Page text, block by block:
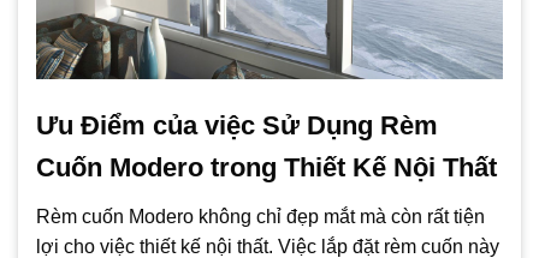
Ưu Điểm của việc Sử Dụng Rèm
Cuốn Modero trong Thiết Kế Nội Thất
Rèm cuốn Modero không chỉ đẹp mắt mà còn rất tiện
lợi cho việc thiết kế nội thất. Việc lắp đặt rèm cuốn này